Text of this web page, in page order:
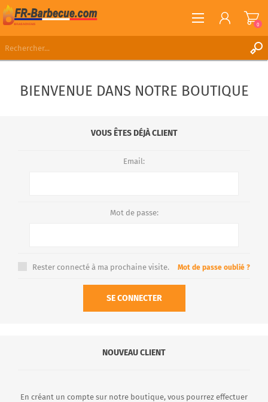
CONNEXION
0
BIENVENUE DANS NOTRE BOUTIQUE
VOUS ÊTES DÉJÀ CLIENT
Email:
Mot de passe:
Rester connecté à ma prochaine visite. Mot de passe oublié ?
SE CONNECTER
NOUVEAU CLIENT
En créant un compte sur notre boutique, vous pourrez effectuer